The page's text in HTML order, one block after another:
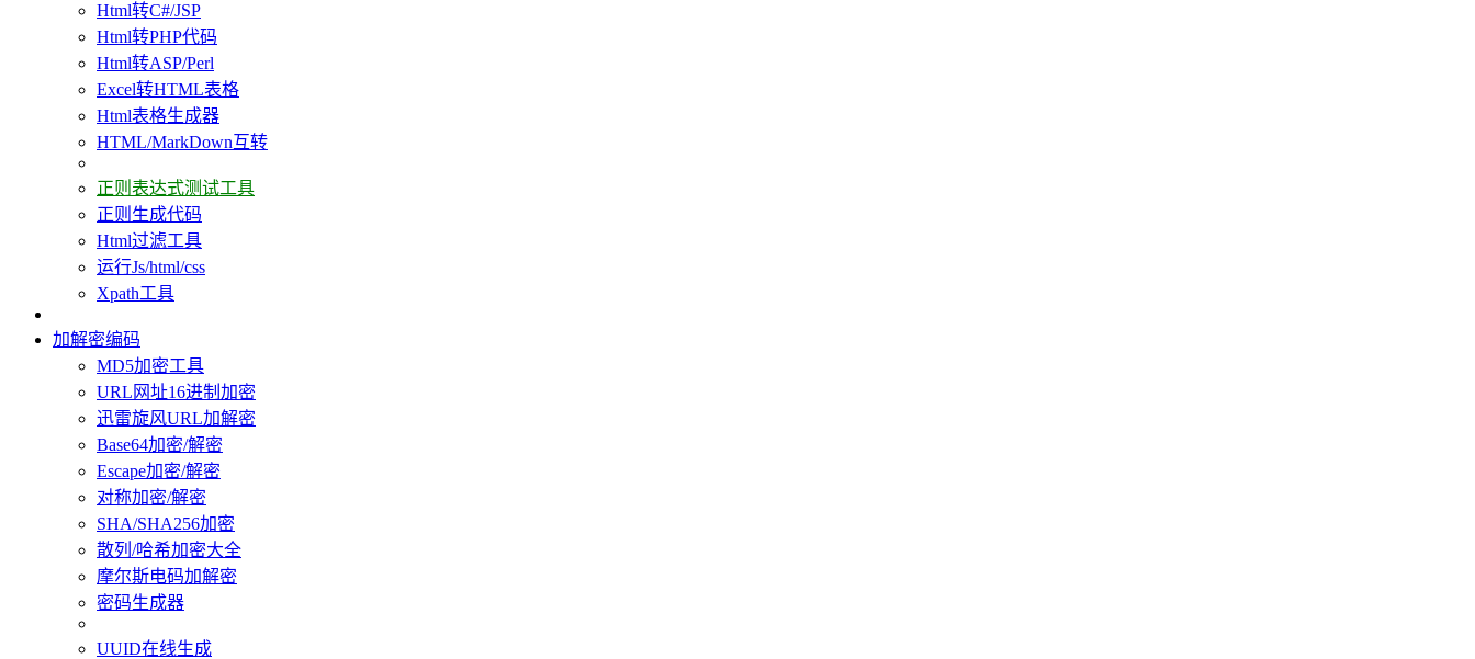
Html转C#/JSP
Html转PHP代码
Html转ASP/Perl
Excel转HTML表格
Html表格生成器
HTML/MarkDown互转
正则表达式测试工具
正则生成代码
Html过滤工具
运行Js/html/css
Xpath工具
加解密编码
MD5加密工具
URL网址16进制加密
迅雷旋风URL加解密
Base64加密/解密
Escape加密/解密
对称加密/解密
SHA/SHA256加密
散列/哈希加密大全
摩尔斯电码加解密
密码生成器
UUID在线生成